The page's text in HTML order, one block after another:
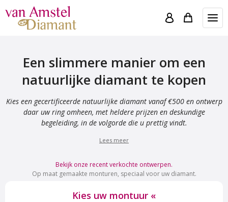
Een slimmere manier om een
natuurlijke diamant te kopen
Kies een gecertificeerde natuurlijke diamant vanaf €500 en ontwerp
daar uw ring omheen, met heldere prijzen en deskundige
begeleiding, in de volgorde die u prettig vindt.
Lees meer
Bekijk onze recent verkochte ontwerpen.
Op maat gemaakte monturen, speciaal voor uw diamant.
Kies uw montuur «